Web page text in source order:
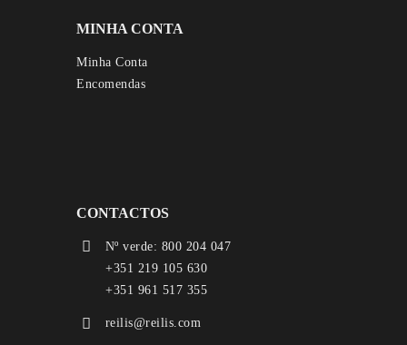
MINHA CONTA
Minha Conta
Encomendas
CONTACTOS
Nº verde: 800 204 047
+351 219 105 630
+351 961 517 355
reilis@reilis.com